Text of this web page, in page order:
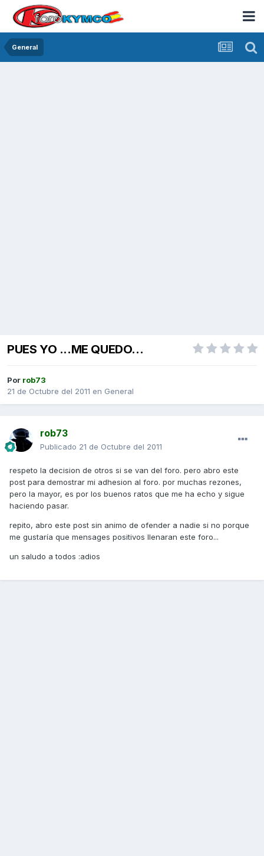
General
PUES YO ...ME QUEDO...
Por rob73
21 de Octubre del 2011 en General
rob73
Publicado 21 de Octubre del 2011
respeto la decision de otros si se van del foro. pero abro este
post para demostrar mi adhesion al foro. por muchas rezones,
pero la mayor, es por los buenos ratos que me ha echo y sigue
haciendo pasar.
repito, abro este post sin animo de ofender a nadie si no porque
me gustaría que mensages positivos llenaran este foro...
un saludo a todos :adios